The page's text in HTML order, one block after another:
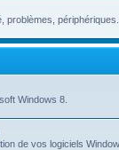
problèmes, périphériques.
Windows 8.
de vos logiciels